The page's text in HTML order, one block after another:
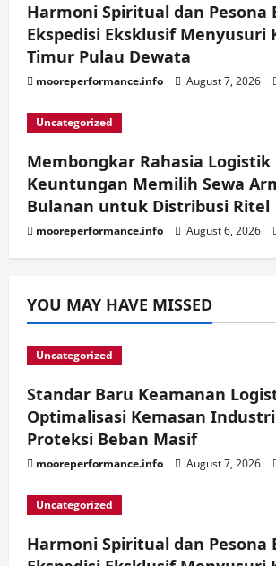
Harmoni Spiritual dan Pesona
Ekspedisi Eksklusif Menyusuri
Timur Pulau Dewata
mooreperformance.info August 7, 2026
Uncategorized
Membongkar Rahasia Logistik
Keuntungan Memilih Sewa
Bulanan untuk Distribusi Ritel
mooreperformance.info August 6, 2026
YOU MAY HAVE MISSED
Uncategorized
Standar Baru Keamanan
Optimalisasi Kemasan
Proteksi Beban Masif
mooreperformance.info August 7, 2026
Uncategorized
Harmoni Spiritual dan Pesona